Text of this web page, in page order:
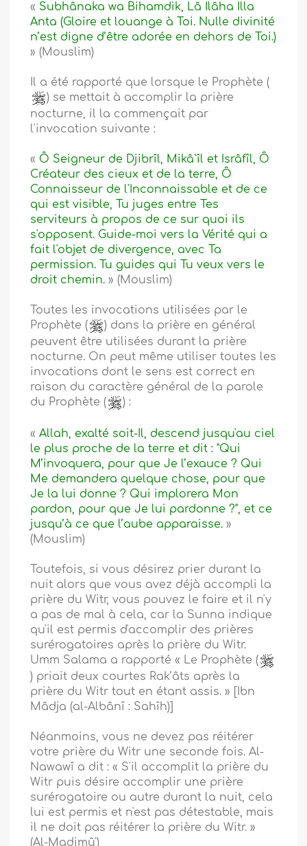
« Subhânaka wa Bihamdik, Lâ Ilâha Illa
Anta (Gloire et louange à Toi. Nulle divinité
n’est digne d’être adorée en dehors de Toi.)
» (Mouslim)
Il a été rapporté que lorsque le Prophète (
) se mettait à accomplir la prière
nocturne, il la commençait par
l'invocation suivante :
« Ô Seigneur de Djibrîl, Mikâ`îl et Isrâfîl, Ô
Créateur des cieux et de la terre, Ô
Connaisseur de l'Inconnaissable et de ce
qui est visible, Tu juges entre Tes
serviteurs à propos de ce sur quoi ils
s'opposent. Guide-moi vers la Vérité qui a
fait l'objet de divergence, avec Ta
permission. Tu guides qui Tu veux vers le
droit chemin. » (Mouslim)
Toutes les invocations utilisées par le
Prophète (
) dans la prière en général
peuvent être utilisées durant la prière
nocturne. On peut même utiliser toutes les
invocations dont le sens est correct en
raison du caractère général de la parole
du Prophète (
) :
«Allah, exalté soit-Il, descend jusqu'au ciel
le plus proche de la terre et dit : "Qui
M’invoquera, pour que Je l’exauce ? Qui
Me demandera quelque chose, pour que
Je la lui donne ? Qui implorera Mon
pardon, pour que Je lui pardonne ?", et ce
jusqu’à ce que l’aube apparaisse. »
(Mouslim)
Toutefois, si vous désirez prier durant la
nuit alors que vous avez déjà accompli la
prière du Witr, vous pouvez le faire et il n'y
a pas de mal à cela, car la Sunna indique
qu'il est permis d'accomplir des prières
surérogatoires après la prière du Witr.
Umm Salama a rapporté « Le Prophète (
) priait deux courtes Rak’âts après la
prière du Witr tout en étant assis. » [Ibn
Mâdja (al-Albânî : Sahîh)]
Néanmoins, vous ne devez pas réitérer
votre prière du Witr une seconde fois. Al-
Nawawî a dit : « S'il accomplit la prière du
Witr puis désire accomplir une prière
surérogatoire ou autre durant la nuit, cela
lui est permis et n'est pas détestable, mais
il ne doit pas réitérer la prière du Witr. »
(Al-Madjmû')